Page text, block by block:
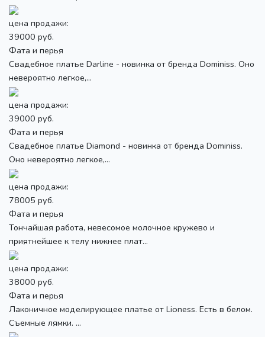
цена продажи:
39000 руб.
Фата и перья
Свадебное платье Darline - новинка от бренда Dominiss. Оно
невероятно легкое,...
цена продажи:
39000 руб.
Фата и перья
Свадебное платье Diamond - новинка от бренда Dominiss.
Оно невероятно легкое,...
цена продажи:
78005 руб.
Фата и перья
Тончайшая работа, невесомое молочное кружево и
приятнейшее к телу нижнее плат...
цена продажи:
38000 руб.
Фата и перья
Лаконичное моделирующее платье от Lioness. Есть в белом.
Съемные лямки. ...